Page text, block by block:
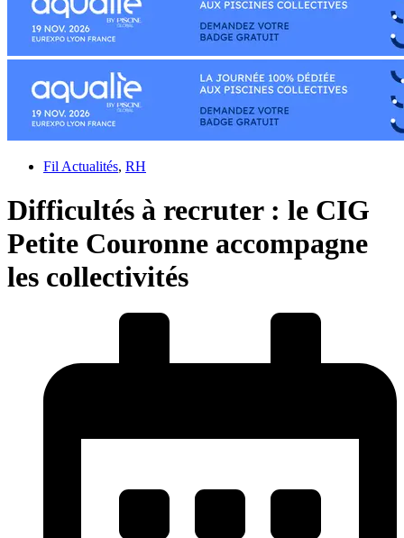
Fil Actualités, RH
Difficultés à recruter : le CIG
Petite Couronne accompagne
les collectivités